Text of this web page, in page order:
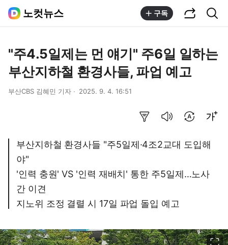
노컷뉴스 구독
"주4.5일제는 먼 얘기" 주6일 일하는
부산지하철 환경사들, 파업 예고
부산CBS 김혜민 기자 2025. 9. 4. 16:51
부산지하철 환경사들 "주5일제·4조2교대 도입해
야"
'인력 충원' VS '인력 재배치' 통한 주5일제…노사
간 이견
지노위 조정 결렬 시 17일 파업 돌입 예고